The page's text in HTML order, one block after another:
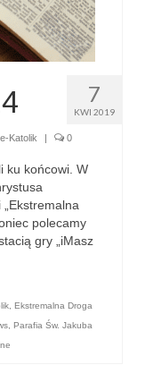
7
KWI 2019
e-Katolik 0
ku końcowi. W
polecamy
gry „iMasz
, Ekstremalna Droga
, Parafia Św. Jakuba